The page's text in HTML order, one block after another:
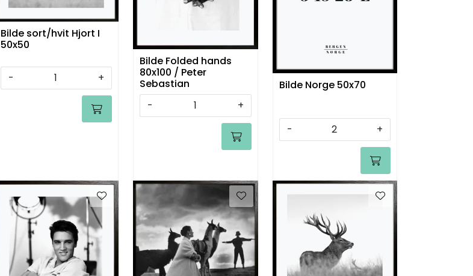
Bilde sort/hvit Hjort I
50x50
- +
Bilde Folded hands
80x100 / Peter
Sebastian
-
+
Bilde Norge 50x70
- +